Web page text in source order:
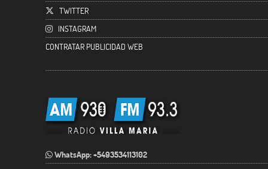
TWITTER
INSTAGRAM
CONTRATAR PUBLICIDAD WEB
WhatsApp: +5493534113102